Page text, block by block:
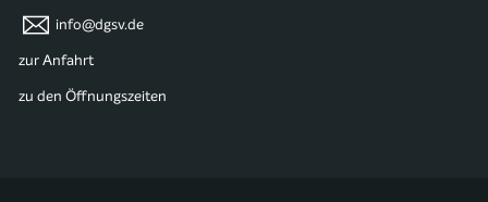
info@dgsv.de
zur Anfahrt
zu den Öffnungszeiten